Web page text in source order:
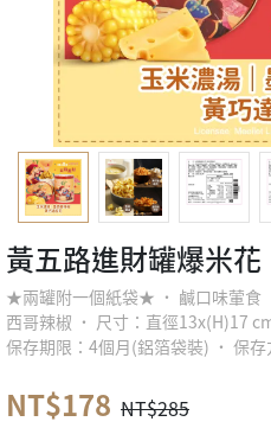
黃五路進財罐爆米花
★兩罐附一個紙袋★ ˙ 鹹口味葷食
西哥辣椒 ˙ 尺寸：直徑13x(H)17
保存期限：4個月(鋁箔袋裝) ˙ 保存
NT$178 NT$285